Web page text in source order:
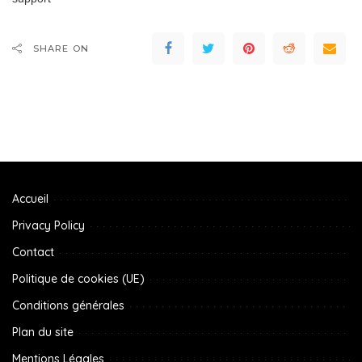
SHARE ON
Accueil
Privacy Policy
Contact
Politique de cookies (UE)
Conditions générales
Plan du site
Mentions Légales